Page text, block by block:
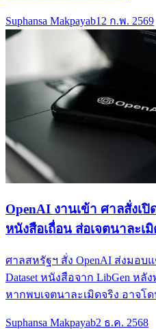
Suphansa Makpayab12 ก.พ. 2569
OpenAI งานเข้า ศาลสั่งเ
หนังสือเถื่อน ส่อเจตนาละเ
ศาลสหรัฐฯ สั่ง OpenAI ส่งมอบ
Dataset หนังสือจาก LibGen ห
หากพบเจตนาละเมิดจริง อาจโ
Suphansa Makpayab2 ธ.ค. 2568